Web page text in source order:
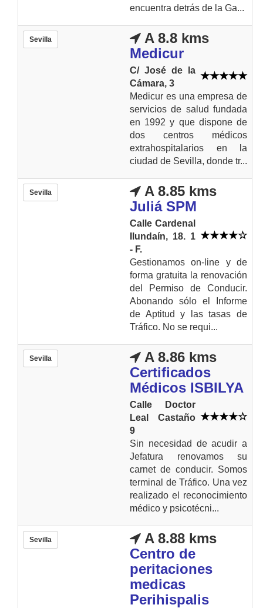
encuentra detrás de la Ga...
Sevilla
A 8.8 kms
Medicur
C/ José de la
Cámara, 3
Medicur es una empresa de
servicios de salud fundada
en 1992 y que dispone de
dos centros médicos
extrahospitalarios en la
ciudad de Sevilla, donde tr...
Sevilla
A 8.85 kms
Juliá SPM
Calle Cardenal
Ilundaín, 18. 1
- F.
Gestionamos on-line y de
forma gratuita la renovación
del Permiso de Conducir.
Abonando sólo el Informe
de Aptitud y las tasas de
Tráfico. No se requi...
Sevilla
A 8.86 kms
Certificados
Médicos ISBILYA
Calle Doctor
Leal Castaño
9
Sin necesidad de acudir a
Jefatura renovamos su
carnet de conducir. Somos
terminal de Tráfico. Una vez
realizado el reconocimiento
médico y psicotécni...
Sevilla
A 8.88 kms
Centro de
peritaciones
medicas
Perihispalis